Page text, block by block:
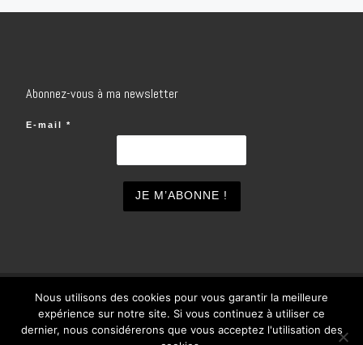
Abonnez-vous à ma newsletter
E-mail *
© 2026inSOlo– Tous droits réservés
WP
Nous utilisons des cookies pour vous garantir la meilleure
expérience sur notre site. Si vous continuez à utiliser ce
dernier, nous considérerons que vous acceptez l'utilisation des